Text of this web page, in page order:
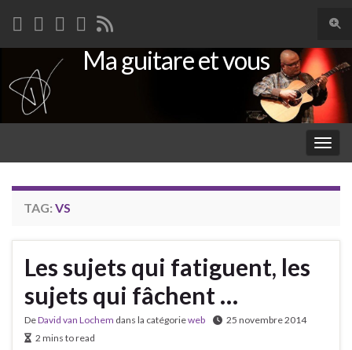
Search for:
Ma guitare et vous
TAG: VS
Les sujets qui fatiguent, les
sujets qui fâchent …
DeDavid van Lochem dans la catégorieweb
25 novembre 2014
2 mins to read